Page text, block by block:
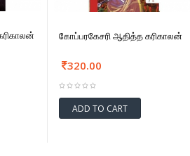
கோப்பரகேசரி ஆதித்த கரிகாலன்
320.00
ADD TO CART